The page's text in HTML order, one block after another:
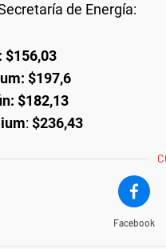
de Energía:
$156,03
$197,6
$182,13
: $236,43
Facebook